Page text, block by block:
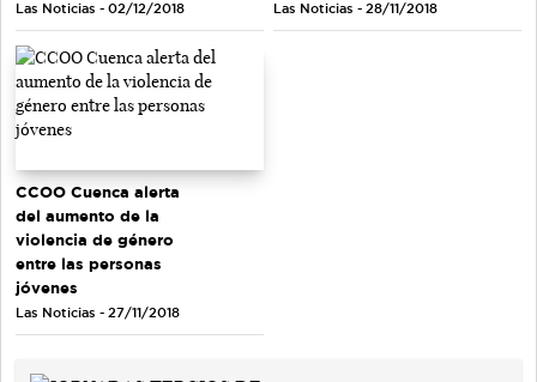
Las Noticias - 02/12/2018 Las Noticias - 28/11/2018
CCOO Cuenca alerta
del aumento de la
violencia de género
entre las personas
jóvenes
Las Noticias - 27/11/2018